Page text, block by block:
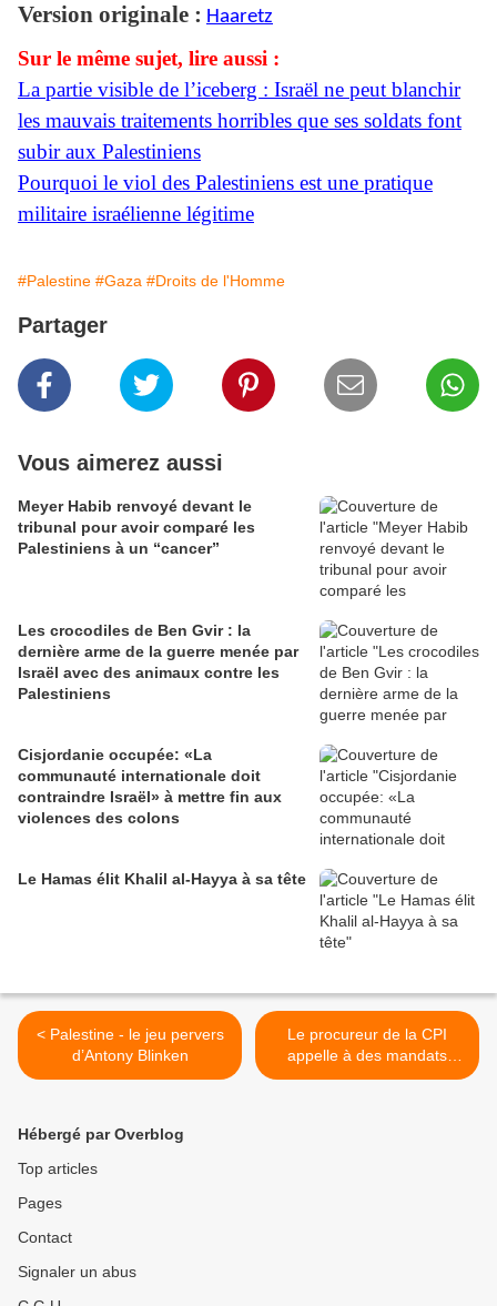
Version originale : Haaretz
Sur le même sujet, lire aussi :
La partie visible de l’iceberg : Israël ne peut blanchir
les mauvais traitements horribles que ses soldats font
subir aux Palestiniens
Pourquoi le viol des Palestiniens est une pratique
militaire israélienne légitime
#Palestine #Gaza #Droits de l'Homme
Partager
Vous aimerez aussi
Meyer Habib renvoyé devant le
tribunal pour avoir comparé les
Palestiniens à un “cancer”
Les crocodiles de Ben Gvir : la
dernière arme de la guerre menée par
Israël avec des animaux contre les
Palestiniens
Cisjordanie occupée: «La
communauté internationale doit
contraindre Israël» à mettre fin aux
violences des colons
Le Hamas élit Khalil al-Hayya à sa tête
< Palestine - le jeu pervers
d’Antony Blinken
Le procureur de la CPI
appelle à des mandats
d’arrêt urgents contre les
Hébergé par Overblog
Top articles
Pages
Contact
Signaler un abus